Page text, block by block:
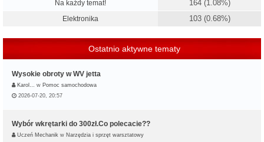
Na każdy temat! 164 (1.08%)
Elektronika 103 (0.68%)
Ostatnio aktywne tematy
Wysokie obroty w WV jetta
Karol… w Pomoc samochodowa
2026-07-20, 20:57
Wybór wkrętarki do 300zł.Co polecacie??
Uczeń Mechanik w Narzędzia i sprzęt warsztatowy